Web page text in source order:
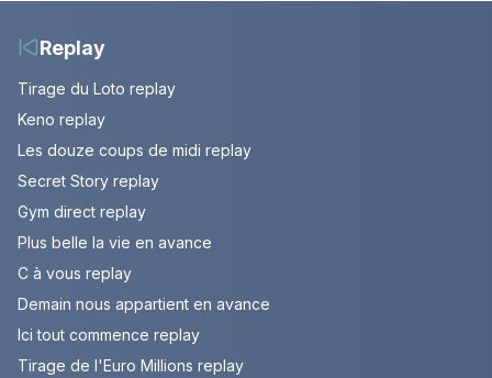
Replay
Tirage du Loto replay
Keno replay
Les douze coups de midi replay
Secret Story replay
Gym direct replay
Plus belle la vie en avance
C à vous replay
Demain nous appartient en avance
Ici tout commence replay
Tirage de l'Euro Millions replay